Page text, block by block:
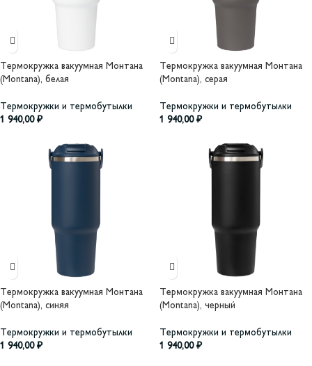
Термокружка вакуумная Монтана
(Montana), белая
Термокружки и термобутылки
1 940,00 ₽
Термокружка вакуумная Монтана
(Montana), серая
Термокружки и термобутылки
1 940,00 ₽
Термокружка вакуумная Монтана
(Montana), синяя
Термокружки и термобутылки
1 940,00 ₽
Термокружка вакуумная Монтана
(Montana), черный
Термокружки и термобутылки
1 940,00 ₽